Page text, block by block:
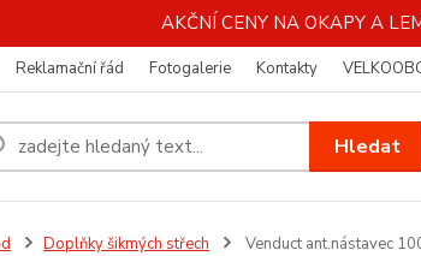
AKČNÍ CENY NA OKAPY A
Reklamační řád Fotogalerie Kontakty
Hledat
Doplňky šikmých střech Venduct ant.nástavec